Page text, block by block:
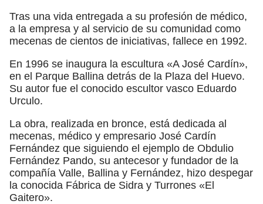
Tras una vida entregada a su profesión de médico,
a la empresa y al servicio de su comunidad como
mecenas de cientos de iniciativas, fallece en 1992.
En 1996 se inaugura la escultura «A José Cardín»,
en el Parque Ballina detrás de la Plaza del Huevo.
Su autor fue el conocido escultor vasco Eduardo
Urculo.
La obra, realizada en bronce, está dedicada al
mecenas, médico y empresario José Cardín
Fernández que siguiendo el ejemplo de Obdulio
Fernández Pando, su antecesor y fundador de la
compañía Valle, Ballina y Fernández, hizo despegar
la conocida Fábrica de Sidra y Turrones «El
Gaitero».